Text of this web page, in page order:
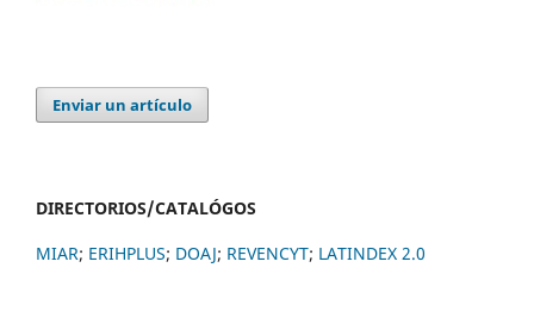
Enviar un artículo
DIRECTORIOS/CATALÓGOS
MIAR; ERIHPLUS; DOAJ; REVENCYT; LATINDEX 2.0